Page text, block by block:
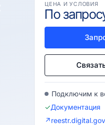
ЦЕНА И УСЛОВИЯ
По
Подключим к
✓Документация
↗